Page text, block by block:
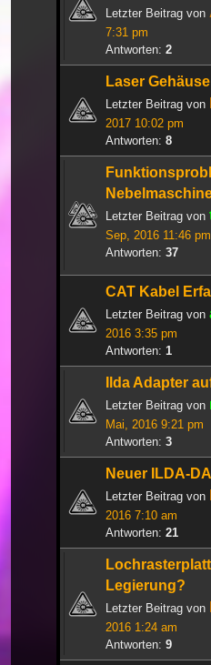
Letzter Beitrag von
7:31 pm
Antworten: 2
Laser Gehäuse
Letzter Beitrag von
2017 10:02 pm
Antworten: 8
Letzter Beitrag von
Sep, 2016 11:46 pm
Antworten: 37
CAT Kabel
Letzter Beitrag von
2016 3:35 pm
Antworten: 1
Ilda Adapter
Letzter Beitrag von
Mai, 2016 9:21 pm
Antworten: 3
Neuer ILDA-
Letzter Beitrag von
2016 7:10 am
Antworten: 21
Legierung?
Letzter Beitrag von
2016 1:24 am
Antworten: 9